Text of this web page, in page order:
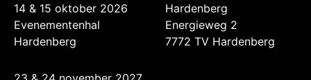
14 & 15 oktober 2026
Evenementenhal
Hardenberg
Hardenberg
Energieweg 2
7772 TV Hardenberg